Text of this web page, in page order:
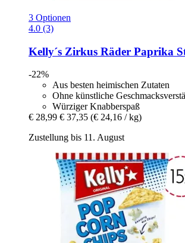
3 Optionen
4.0 (3)
Kelly´s Zirkus Räder Paprika
-22%
Aus besten heimischen Zutaten
Ohne künstliche
Würziger Knabberspaß
€ 28,99 € 37,35 (€ 24,16 / kg)
Zustellung bis 11. August